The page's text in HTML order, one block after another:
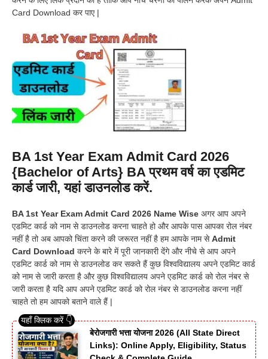
Card Download कर पाए |
BA 1st Year Exam Admit Card 2026
{Bachelor of Arts} BA प्रथम वर्ष का एडमिट
कार्ड जारी, यहां डाउनलोड करें.
BA 1st Year Exam Admit Card 2026 Name Wise अगर आप अपने
एडमिट कार्ड को नाम से डाउनलोड करना चाहते हो और आपके पास आपका रोल नंबर
नहीं है तो अब आपको चिंता करने की जरूरत नहीं है हम आपके नाम सेAdmit
Card Download करने के बारे में पूरी जानकारी देंगे और नीचे से आप अपने
एडमिट कार्ड को नाम से डाउनलोड कर सकते हैं कुछ विश्वविद्यालय अपने एडमिट कार्ड
को नाम से जारी करता है और कुछ विश्वविद्यालय अपने एडमिट कार्ड को रोल नंबर से
जारी करता है यदि आप अपने एडमिट कार्ड को रोल नंबर से डाउनलोड करना नहीं
चाहते तो हम आपको बताने वाले हैं |
बेरोजगारी भत्ता योजना 2026 (All State Direct
Links): Online Apply, Eligibility, Status